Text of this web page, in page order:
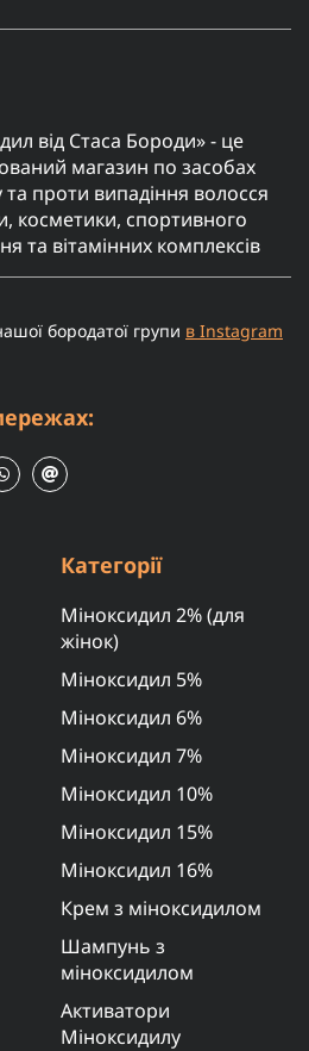
від Стаса Бороди» - це
магазин по засобах
та проти випадіння волосся
косметики, спортивного
та вітамінних комплексів
бородатої групи в Instagram
Категорії
Міноксидил 2% (для
жінок)
Міноксидил 5%
Міноксидил 6%
Міноксидил 7%
Міноксидил 10%
Міноксидил 15%
Міноксидил 16%
Крем з міноксидилом
Шампунь з
міноксидилом
Активатори
Міноксидилу